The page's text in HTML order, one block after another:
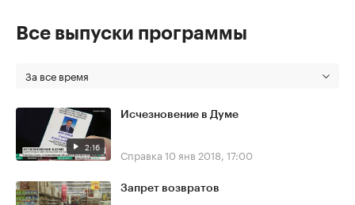
Все выпуски программы
За все время
2:16
Исчезновение в Думе
Справка 10 янв 2018, 17:00
Запрет возвратов